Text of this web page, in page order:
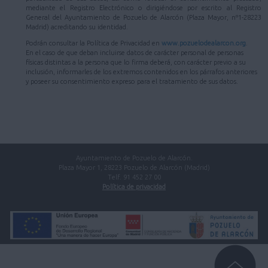
mediante el Registro Electrónico o dirigiéndose por escrito al Registro
General del Ayuntamiento de Pozuelo de Alarcón (Plaza Mayor, nº1-28223
Madrid) acreditando su identidad.
Podrán consultar la Política de Privacidad en www.pozuelodealarcon.org
En el caso de que deban incluirse datos de carácter personal de personas
físicas distintas a la persona que lo firma deberá, con carácter previo a su
inclusión, informarles de los extremos contenidos en los párrafos anteriores
y poseer su consentimiento expreso para el tratamiento de sus datos.
Ayuntamiento de Pozuelo de Alarcón.
Plaza Mayor 1, 28223 Pozuelo de Alarcón (Madrid)
Telf. 91 452 27 00
Política de privacidad